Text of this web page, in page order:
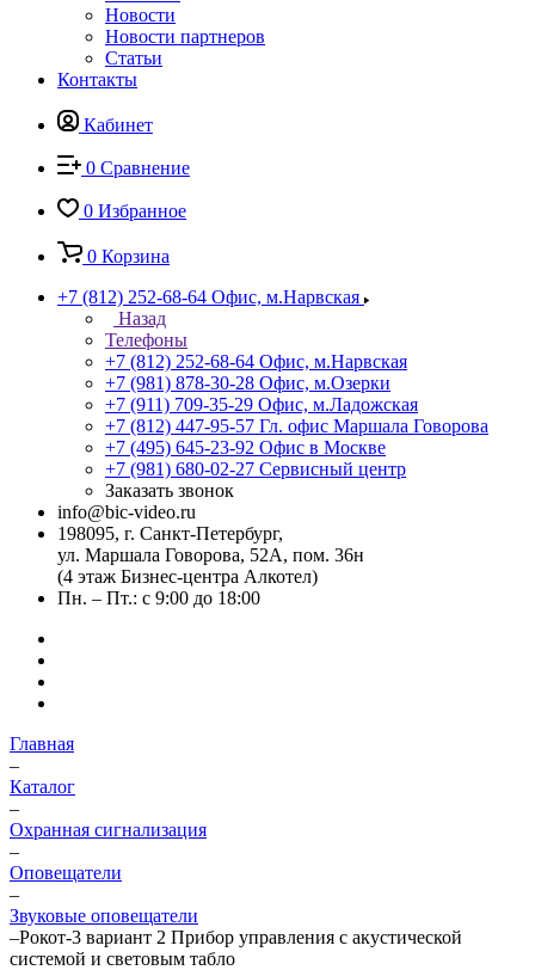
Новости
Новости партнеров
Статьи
Контакты
Кабинет
0 Сравнение
0 Избранное
0 Корзина
+7 (812) 252-68-64 Офис, м.Нарвская
Назад
Телефоны
+7 (812) 252-68-64 Офис, м.Нарвская
+7 (981) 878-30-28 Офис, м.Озерки
+7 (911) 709-35-29 Офис, м.Ладожская
+7 (812) 447-95-57 Гл. офис Маршала Говорова
+7 (495) 645-23-92 Офис в Москве
+7 (981) 680-02-27 Сервисный центр
Заказать звонок
info@bic-video.ru
198095, г. Санкт-Петербург,
ул. Маршала Говорова, 52А, пом. 36н
(4 этаж Бизнес-центра Алкотел)
Пн. – Пт.: с 9:00 до 18:00
Главная
–
Каталог
–
Охранная сигнализация
–
Оповещатели
–
Звуковые оповещатели
–Рокот-3 вариант 2 Прибор управления с акустической
системой и световым табло